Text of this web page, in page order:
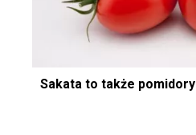
Sakata to także pomidory